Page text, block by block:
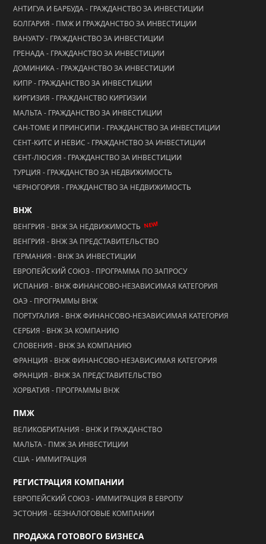
АНТИГУА И БАРБУДА - ГРАЖДАНСТВО ЗА ИНВЕСТИЦИИ
БОЛГАРИЯ - ПМЖ И ГРАЖДАНСТВО ЗА ИНВЕСТИЦИИ
ВАНУАТУ - ГРАЖДАНСТВО ЗА ИНВЕСТИЦИИ
ГРЕНАДА - ГРАЖДАНСТВО ЗА ИНВЕСТИЦИИ
ДОМИНИКА - ГРАЖДАНСТВО ЗА ИНВЕСТИЦИИ
КИПР - ГРАЖДАНСТВО ЗА ИНВЕСТИЦИИ
КИРГИЗИЯ - ГРАЖДАНСТВО КИРГИЗИИ
МАЛЬТА - ГРАЖДАНСТВО ЗА ИНВЕСТИЦИИ
САН-ТОМЕ И ПРИНСИПИ - ГРАЖДАНСТВО ЗА ИНВЕСТИЦИИ
СЕНТ-КИТС И НЕВИС - ГРАЖДАНСТВО ЗА ИНВЕСТИЦИИ
СЕНТ-ЛЮСИЯ - ГРАЖДАНСТВО ЗА ИНВЕСТИЦИИ
ТУРЦИЯ - ГРАЖДАНСТВО ЗА НЕДВИЖИМОСТЬ
ЧЕРНОГОРИЯ - ГРАЖДАНСТВО ЗА НЕДВИЖИМОСТЬ
ВНЖ
ВЕНГРИЯ - ВНЖ ЗА НЕДВИЖИМОСТЬ NEW!
ВЕНГРИЯ - ВНЖ ЗА ПРЕДСТАВИТЕЛЬСТВО
ГЕРМАНИЯ - ВНЖ ЗА ИНВЕСТИЦИИ
ЕВРОПЕЙСКИЙ СОЮЗ - ПРОГРАММА ПО ЗАПРОСУ
ИСПАНИЯ - ВНЖ ФИНАНСОВО-НЕЗАВИСИМАЯ КАТЕГОРИЯ
ОАЭ - ПРОГРАММЫ ВНЖ
ПОРТУГАЛИЯ - ВНЖ ФИНАНСОВО-НЕЗАВИСИМАЯ КАТЕГОРИЯ
СЕРБИЯ - ВНЖ ЗА КОМПАНИЮ
СЛОВЕНИЯ - ВНЖ ЗА КОМПАНИЮ
ФРАНЦИЯ - ВНЖ ФИНАНСОВО-НЕЗАВИСИМАЯ КАТЕГОРИЯ
ФРАНЦИЯ - ВНЖ ЗА ПРЕДСТАВИТЕЛЬСТВО
ХОРВАТИЯ - ПРОГРАММЫ ВНЖ
ПМЖ
ВЕЛИКОБРИТАНИЯ - ВНЖ И ГРАЖДАНСТВО
МАЛЬТА - ПМЖ ЗА ИНВЕСТИЦИИ
США - ИММИГРАЦИЯ
РЕГИСТРАЦИЯ КОМПАНИИ
ЕВРОПЕЙСКИЙ СОЮЗ - ИММИГРАЦИЯ В ЕВРОПУ
ЭСТОНИЯ - БЕЗНАЛОГОВЫЕ КОМПАНИИ
ПРОДАЖА ГОТОВОГО БИЗНЕСА